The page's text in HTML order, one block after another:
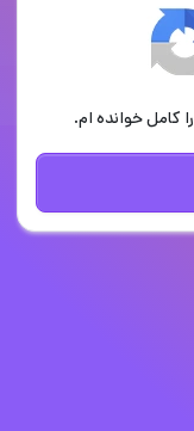
را کامل خوانده ام.